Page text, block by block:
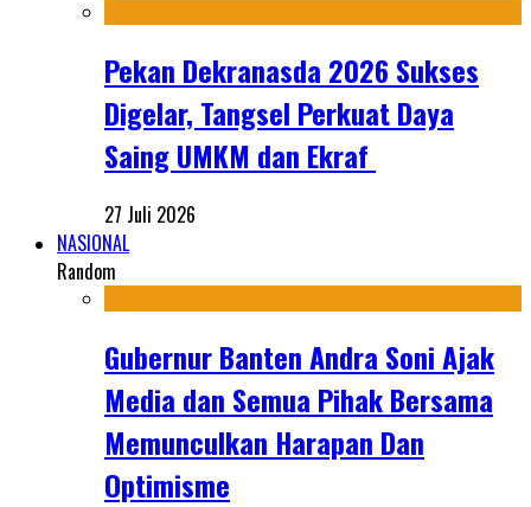
Pekan Dekranasda 2026 Sukses
Digelar, Tangsel Perkuat Daya
Saing UMKM dan Ekraf
27 Juli 2026
NASIONAL
Random
Gubernur Banten Andra Soni Ajak
Media dan Semua Pihak Bersama
Memunculkan Harapan Dan
Optimisme